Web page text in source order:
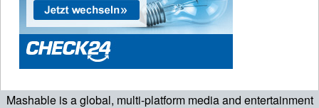
Mashable is a global, multi-platform media and entertainment